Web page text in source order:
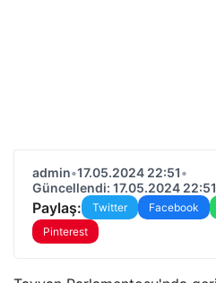
admin•17.05.2024 22:51•
Güncellendi: 17.05.2024 22:51
Paylaş: Twitter Facebook
Pinterest